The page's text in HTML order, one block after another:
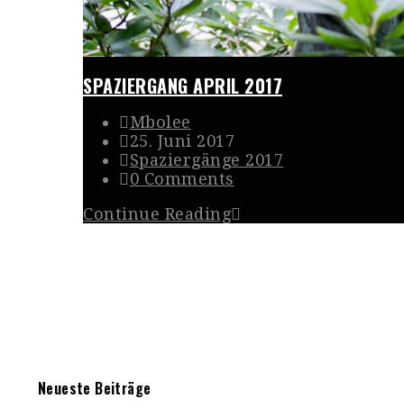
SPAZIERGANG APRIL 2017
Mbolee
25. Juni 2017
Spaziergänge 2017
0 Comments
Continue Reading
Neueste Beiträge